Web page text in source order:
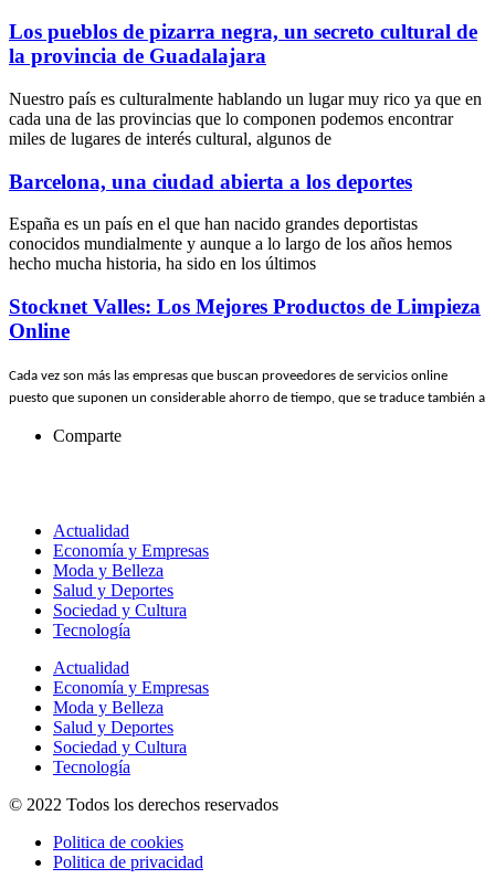
Los pueblos de pizarra negra, un secreto cultural de
la provincia de Guadalajara
Nuestro país es culturalmente hablando un lugar muy rico ya que en
cada una de las provincias que lo componen podemos encontrar
miles de lugares de interés cultural, algunos de
Barcelona, una ciudad abierta a los deportes
España es un país en el que han nacido grandes deportistas
conocidos mundialmente y aunque a lo largo de los años hemos
hecho mucha historia, ha sido en los últimos
Stocknet Valles: Los Mejores Productos de Limpieza
Online
Cada vez son más las empresas que buscan proveedores de servicios online
puesto que suponen un considerable ahorro de tiempo, que se traduce también a
Comparte
Actualidad
Economía y Empresas
Moda y Belleza
Salud y Deportes
Sociedad y Cultura
Tecnología
Actualidad
Economía y Empresas
Moda y Belleza
Salud y Deportes
Sociedad y Cultura
Tecnología
© 2022 Todos los derechos reservados
Politica de cookies
Politica de privacidad